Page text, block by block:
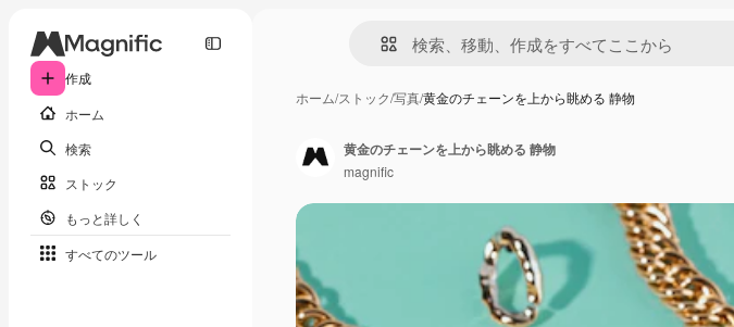
作成
ホーム
検索
ストック
もっと詳しく
すべてのツール
ホーム/ストック/写真/黄金のチェーンを上から眺める 静物
黄金のチェーンを上から眺める 静物
magnific